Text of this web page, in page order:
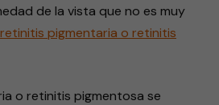
de la vista que no es muy
retinitis pigmentaria o retinitis
o retinitis pigmentosa se